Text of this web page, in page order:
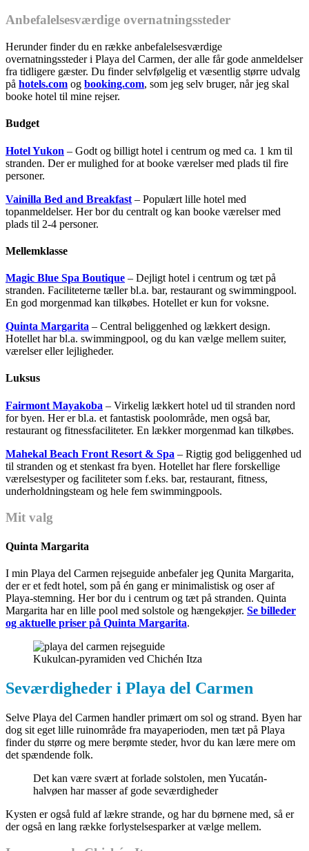
Anbefalelsesværdige overnatningssteder
Herunder finder du en række anbefalelsesværdige
overnatningssteder i Playa del Carmen, der alle får gode anmeldelser
fra tidligere gæster. Du finder selvfølgelig et væsentlig større udvalg
på hotels.com og booking.com, som jeg selv bruger, når jeg skal
booke hotel til mine rejser.
Budget
Hotel Yukon – Godt og billigt hotel i centrum og med ca. 1 km til
stranden. Der er mulighed for at booke værelser med plads til fire
personer.
Vainilla Bed and Breakfast – Populært lille hotel med
topanmeldelser. Her bor du centralt og kan booke værelser med
plads til 2-4 personer.
Mellemklasse
Magic Blue Spa Boutique – Dejligt hotel i centrum og tæt på
stranden. Faciliteterne tæller bl.a. bar, restaurant og swimmingpool.
En god morgenmad kan tilkøbes. Hotellet er kun for voksne.
Quinta Margarita – Central beliggenhed og lækkert design.
Hotellet har bl.a. swimmingpool, og du kan vælge mellem suiter,
værelser eller lejligheder.
Luksus
Fairmont Mayakoba – Virkelig lækkert hotel ud til stranden nord
for byen. Her er bl.a. et fantastisk poolområde, men også bar,
restaurant og fitnessfaciliteter. En lækker morgenmad kan tilkøbes.
Mahekal Beach Front Resort & Spa – Rigtig god beliggenhed ud
til stranden og et stenkast fra byen. Hotellet har flere forskellige
værelsestyper og faciliteter som f.eks. bar, restaurant, fitness,
underholdningsteam og hele fem swimmingpools.
Mit valg
Quinta Margarita
I min Playa del Carmen rejseguide anbefaler jeg Qunita Margarita,
der er et fedt hotel, som på én gang er minimalistisk og oser af
Playa-stemning. Her bor du i centrum og tæt på stranden. Quinta
Margarita har en lille pool med solstole og hængekøjer. Se billeder
og aktuelle priser på Quinta Margarita.
Kukulcan-pyramiden ved Chichén Itza
Seværdigheder i Playa del Carmen
Selve Playa del Carmen handler primært om sol og strand. Byen har
dog sit eget lille ruinområde fra mayaperioden, men tæt på Playa
finder du større og mere berømte steder, hvor du kan lære mere om
det spændende folk.
Det kan være svært at forlade solstolen, men Yucatán-
halvøen har masser af gode seværdigheder
Kysten er også fuld af lækre strande, og har du børnene med, så er
der også en lang række forlystelsesparker at vælge mellem.